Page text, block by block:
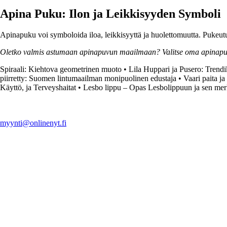
Apina Puku: Ilon ja Leikkisyyden Symboli
Apinapuku voi symboloida iloa, leikkisyyttä ja huolettomuutta.
Oletko valmis astumaan apinapuvun maailmaan? Valitse oma
Spiraali: Kiehtova geometrinen muoto • Lila Huppari ja Pusero:
piirretty: Suomen lintumaailman monipuolinen edustaja • Vaari paita ja
Käyttö, ja Terveyshaitat• Lesbo lippu – Opas Lesbolippuun ja sen
myynti@onlinenyt.fi